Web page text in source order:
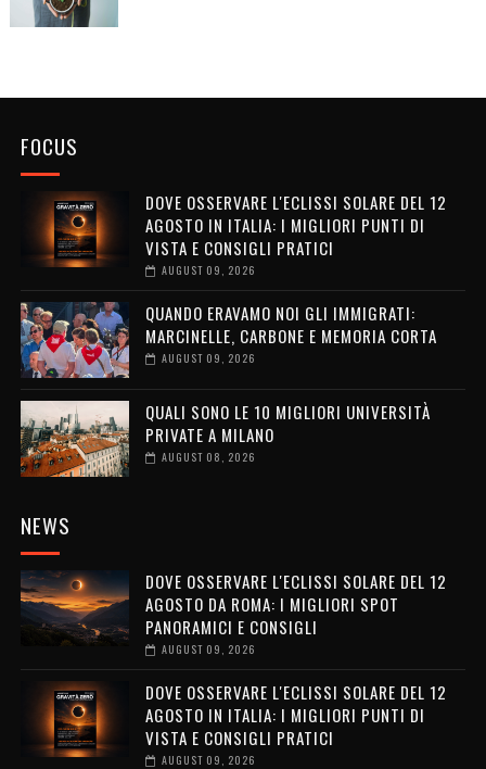
FOCUS
DOVE OSSERVARE L'ECLISSI SOLARE DEL 12
AGOSTO IN ITALIA: I MIGLIORI PUNTI DI
VISTA E CONSIGLI PRATICI
AUGUST 09, 2026
QUANDO ERAVAMO NOI GLI IMMIGRATI:
MARCINELLE, CARBONE E MEMORIA CORTA
AUGUST 09, 2026
QUALI SONO LE 10 MIGLIORI UNIVERSITÀ
PRIVATE A MILANO
AUGUST 08, 2026
NEWS
DOVE OSSERVARE L'ECLISSI SOLARE DEL 12
AGOSTO DA ROMA: I MIGLIORI SPOT
PANORAMICI E CONSIGLI
AUGUST 09, 2026
DOVE OSSERVARE L'ECLISSI SOLARE DEL 12
AGOSTO IN ITALIA: I MIGLIORI PUNTI DI
VISTA E CONSIGLI PRATICI
AUGUST 09, 2026